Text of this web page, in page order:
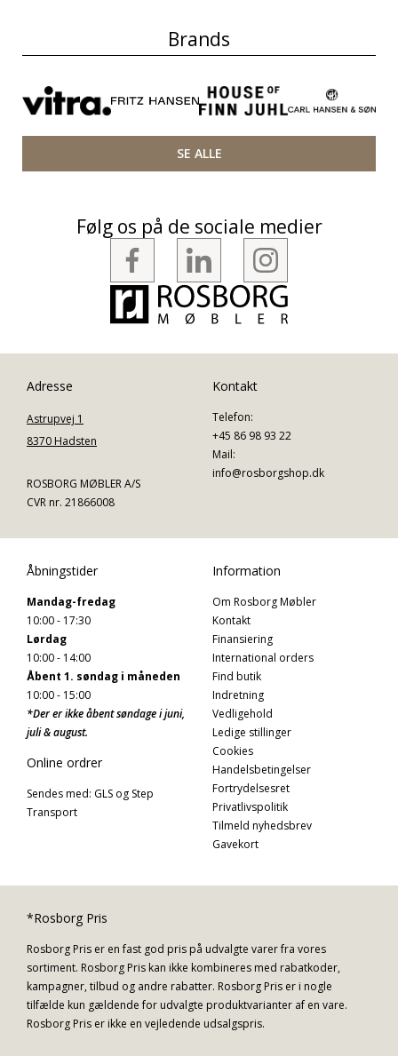
Brands
SE ALLE
Følg os på de sociale medier
Adresse
Astrupvej 1
8370 Hadsten
ROSBORG MØBLER A/S
CVR nr. 21866008
Kontakt
Telefon:
+45 86 98 93 22
Mail:
info@rosborgshop.dk
Åbningstider
Mandag-fredag
10:00 - 17:30
Lørdag
10:00 - 14:00
Åbent 1. søndag i måneden
10:00 - 15:00
*Der er ikke åbent søndage i juni,
juli & august.
Online ordrer
Sendes med: GLS og Step
Transport
Information
Om Rosborg Møbler
Kontakt
Finansiering
International orders
Find butik
Indretning
Vedligehold
Ledige stillinger
Cookies
Handelsbetingelser
Fortrydelsesret
Privatlivspolitik
Tilmeld nyhedsbrev
Gavekort
*Rosborg Pris
Rosborg Pris er en fast god pris på udvalgte varer fra vores
sortiment. Rosborg Pris kan ikke kombineres med rabatkoder,
kampagner, tilbud og andre rabatter. Rosborg Pris er i nogle
tilfælde kun gældende for udvalgte produktvarianter af en vare.
Rosborg Pris er ikke en vejledende udsalgspris.